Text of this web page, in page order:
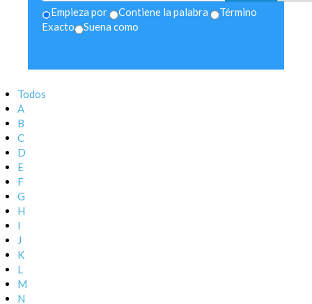
Empieza por Contiene la palabra
Término
Exacto
Suena como
Todos
A
B
C
D
E
F
G
H
I
J
K
L
M
N